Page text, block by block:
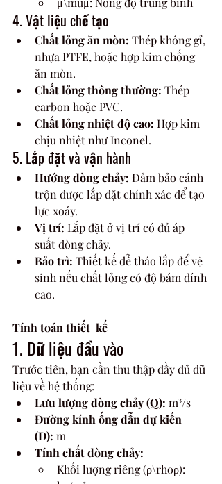
4. Vật liệu chế tạo
Chất lỏng ăn mòn: Thép không gỉ,
nhựa PTFE, hoặc hợp kim chống
ăn mòn.
Chất lỏng thông thường: Thép
carbon hoặc PVC.
Chất lỏng nhiệt độ cao: Hợp kim
chịu nhiệt như Inconel.
5. Lắp đặt và vận hành
Hướng dòng chảy: Đảm bảo cánh
trộn được lắp đặt chính xác để tạo
lực xoáy.
Vị trí: Lắp đặt ở vị trí có đủ áp
suất dòng chảy.
Bảo trì: Thiết kế dễ tháo lắp để vệ
sinh nếu chất lỏng có độ bám dính
cao.
Tính toán thiết  kế
1. Dữ liệu đầu vào
Trước tiên, bạn cần thu thập đầy đủ dữ
liệu về hệ thống:
Lưu lượng dòng chảy (Q): m³/s
Đường kính ống dẫn dự kiến
(D): m
Tính chất dòng chảy:
Khối lượng riêng (ρ\rhoρ):